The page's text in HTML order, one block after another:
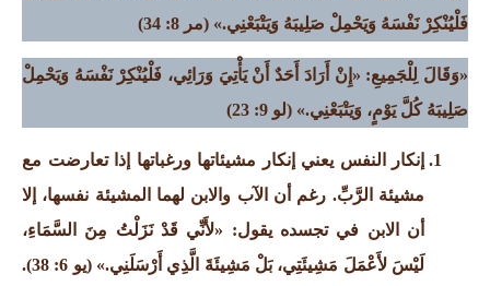
فَلْيُنْكِرْ نَفْسَهُ وَيَحْمِلْ صَلِيبَهُ وَيَتْبَعْنِي.» (مر 8: 34)
«وَقَالَ لِلْجَمِيعِ: «إِنْ أَرَادَ أَحَدٌ أَنْ يَأْتِيَ وَرَائِي، فَلْيُنْكِرْ نَفْسَهُ وَيَحْمِلْ
صَلِيبَهُ كُلَّ يَوْمٍ، وَيَتْبَعْنِي.» (لو 9: 23 )
إنكار النفس يعني إنكار مشيئاتها ورغباتها إذا تعارضت مع
مشيئة الرَّبِّ. رغم أن الآب والابن لهما المشيئة نفسها، إلا
أن الابن في تجسده يقول: «لأَنِّي قَدْ نَزَلْتُ مِنَ السَّمَاءِ،
لَيْسَ لأَعْمَلَ مَشِيئَتِي، بَلْ مَشِيئَةَ الَّذِي أَرْسَلَنِي.» (يو 6: 38).